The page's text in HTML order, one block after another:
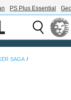
PS Plus Essential
SAGA